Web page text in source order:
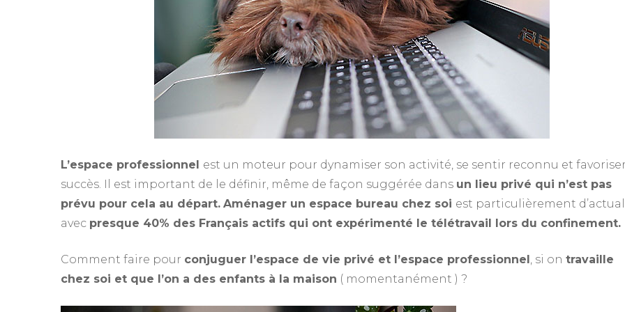
L’espace professionnel est un moteur pour dynamiser son activité, se sentir reconnu et
succès. Il est important de le définir, même de façon suggérée dans un lieu privé qui n’est pas
prévu pour cela au départ. Aménager un espace bureau chez soi est particulièrement
avec presque 40% des Français actifs qui ont expérimenté le télétravail lors du confinement.
Comment faire pour conjuguer l’espace de vie privé et l’espace professionnel , si on travaille
chez soi et que l’on a des enfants à la maison ( momentanément ) ?